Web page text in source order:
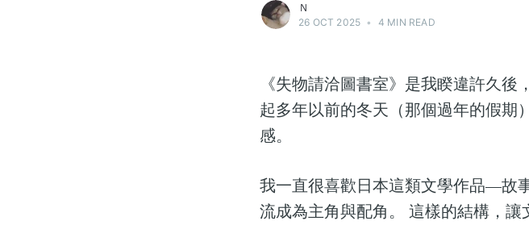
Ｎ
26 OCT 2025 • 4 MIN READ
《失物請洽圖書室》是我睽違許久
起多年以前的冬天（那個過年的假期
感。
我一直很喜歡日本這類文學作品—故
流成為主角與配角。 這樣的結構，